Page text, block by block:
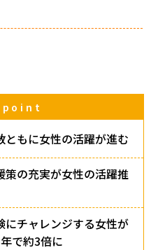
point
ともに女性の活躍が進む
策の充実が女性の活躍推
にチャレンジする女性が
で約3倍に